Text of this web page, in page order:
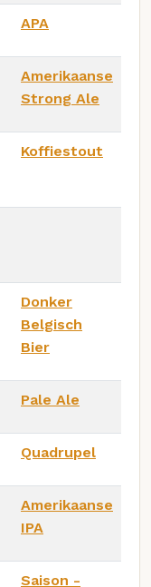
APA
Amerikaanse
Strong Ale
Koffiestout
Donker
Belgisch
Bier
Pale Ale
Quadrupel
Amerikaanse
IPA
Saison -